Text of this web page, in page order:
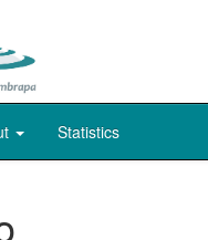
Statistics